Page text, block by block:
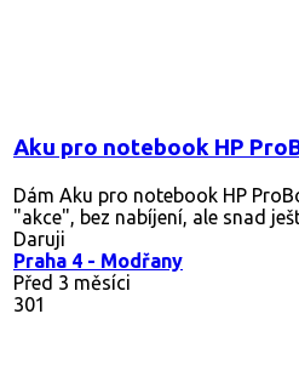
Aku pro notebook HP
Dám Aku pro notebook HP
"akce", bez nabíjení, ale snad
Daruji
Praha 4 - Modřany
Před 3 měsíci
301